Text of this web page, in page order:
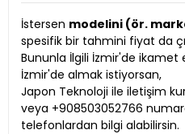
İstersen modelini (ör.
spesifik bir tahmini fiyat da
Bununla İlgili İzmir'de
İzmir'de almak istiyorsan,
Japon Teknoloji ile iletişim
veya +908503052766
telefonlardan bilgi alabilirsin.